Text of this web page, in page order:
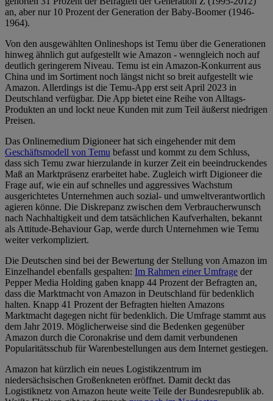
an, aber nur 10 Prozent der Generation der Baby-Boomer (1946-
1964).
Von den ausgewählten Onlineshops ist Temu über die Generationen
hinweg ähnlich gut aufgestellt wie Amazon - wenngleich noch auf
deutlich geringerem Niveau. Temu ist ein Amazon-Konkurrent aus
China und im Sortiment noch längst nicht so breit aufgestellt wie
Amazon. Allerdings ist die Temu-App erst seit April 2023 in
Deutschland verfügbar. Die App bietet eine Reihe von Alltags-
Produkten an und lockt neue Kunden mit zum Teil äußerst niedrigen
Preisen.
Das Onlinemedium Digioneer hat sich eingehender mit dem
Geschäftsmodell von Temu befasst und kommt zu dem Schluss,
dass sich Temu zwar hierzulande in kurzer Zeit ein beeindruckendes
Maß an Marktpräsenz erarbeitet habe. Zugleich wirft Digioneer die
Frage auf, wie ein auf schnelles und aggressives Wachstum
ausgerichtetes Unternehmen auch sozial- und umweltverantwortlich
agieren könne. Die Diskrepanz zwischen dem Verbraucherwunsch
nach Nachhaltigkeit und dem tatsächlichen Kaufverhalten, bekannt
als Attitude-Behaviour Gap, werde durch Unternehmen wie Temu
weiter verkompliziert.
Die Deutschen sind bei der Bewertung der Stellung von Amazon im
Einzelhandel ebenfalls gespalten: Im Rahmen einer Umfrage der
Pepper Media Holding gaben knapp 44 Prozent der Befragten an,
dass die Marktmacht von Amazon in Deutschland für bedenklich
halten. Knapp 41 Prozent der Befragten hielten Amazons
Marktmacht dagegen nicht für bedenklich. Die Umfrage stammt aus
dem Jahr 2019. Möglicherweise sind die Bedenken gegenüber
Amazon durch die Coronakrise und dem damit verbundenen
Popularitätsschub für Warenbestellungen aus dem Internet gestiegen.
Amazon hat kürzlich ein neues Logistikzentrum im
niedersächsischen Großenkneten eröffnet. Damit deckt das
Logistiknetz von Amazon heute weite Teile der Bundesrepublik ab.